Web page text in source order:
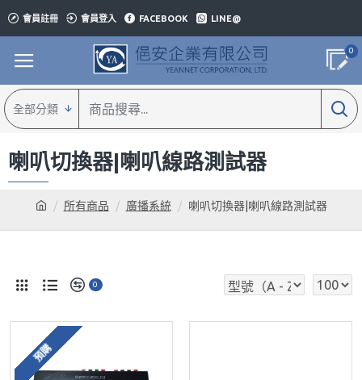
會員註冊 會員登入 FACEBOOK LINE@
0
全部分類
所有商品 廣播系統 喇叭切換器|喇叭線路測試器
喇叭切換器|喇叭線路測試器
0
預購